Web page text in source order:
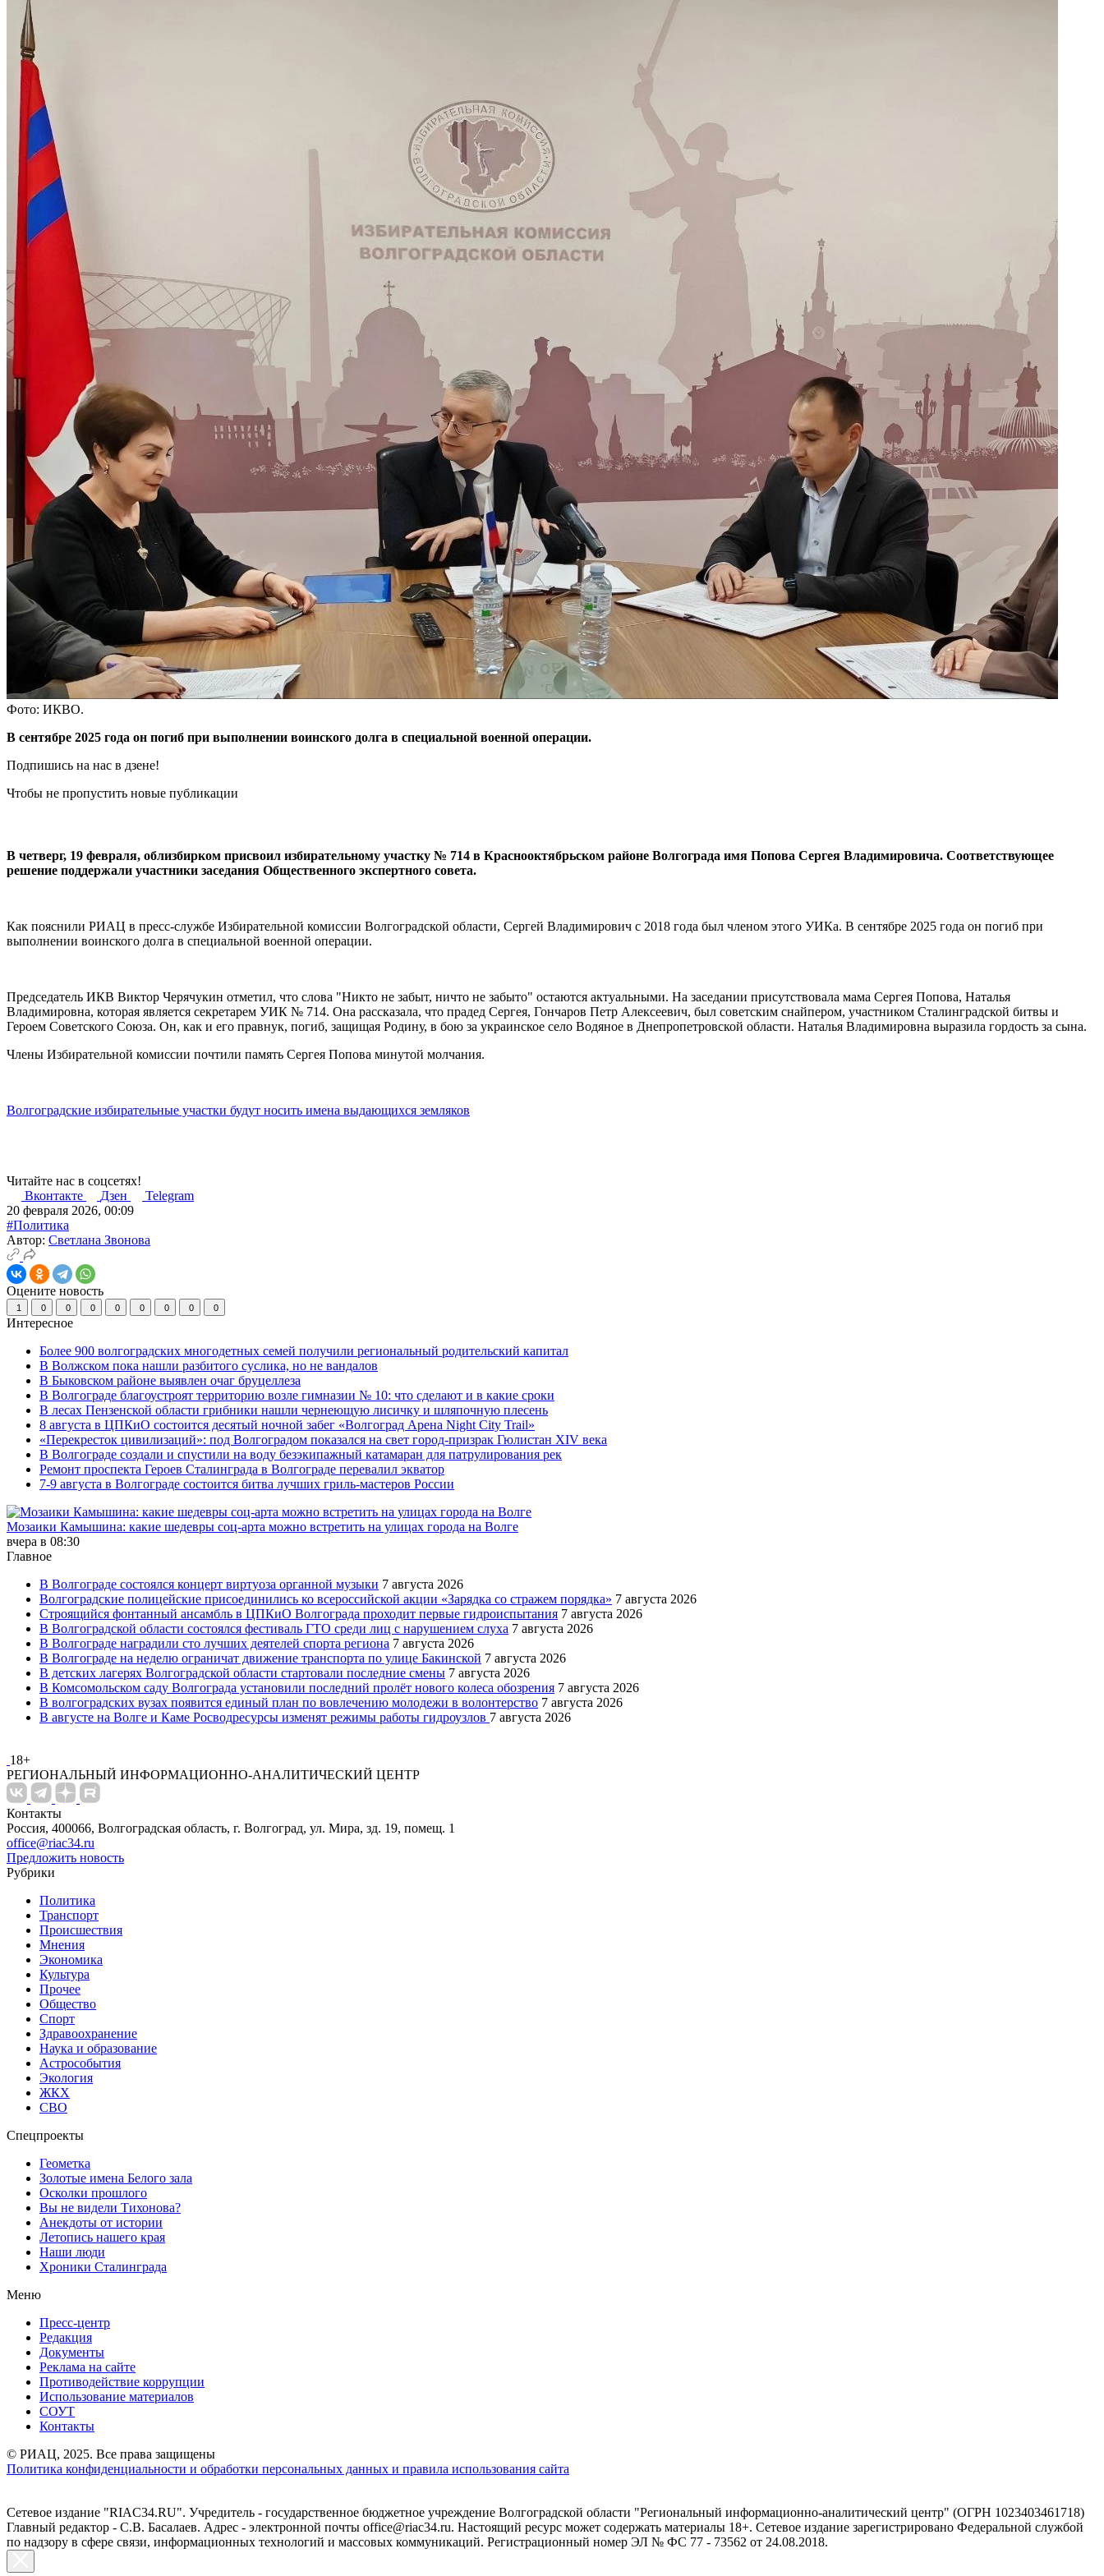
Фото: ИКВО.
В сентябре 2025 года он погиб при выполнении воинского долга в специальной военной операции.
Подпишись на нас в дзене!
Чтобы не пропустить новые публикации
В четверг, 19 февраля, облизбирком присвоил избирательному участку № 714 в Краснооктябрьском районе Волгограда имя Попова Сергея Владимировича. Соответствующее
решение поддержали участники заседания Общественного экспертного совета.
Как пояснили РИАЦ в пресс-службе Избирательной комиссии Волгоградской области, Сергей Владимирович с 2018 года был членом этого УИКа. В сентябре 2025 года он погиб при
выполнении воинского долга в специальной военной операции.
Председатель ИКВ Виктор Черячукин отметил, что слова "Никто не забыт, ничто не забыто" остаются актуальными. На заседании присутствовала мама Сергея Попова, Наталья
Владимировна, которая является секретарем УИК № 714. Она рассказала, что прадед Сергея, Гончаров Петр Алексеевич, был советским снайпером, участником Сталинградской битвы и
Героем Советского Союза. Он, как и его правнук, погиб, защищая Родину, в бою за украинское село Водяное в Днепропетровской области. Наталья Владимировна выразила гордость за сына.
Члены Избирательной комиссии почтили память Сергея Попова минутой молчания.
Волгоградские избирательные участки будут носить имена выдающихся земляков
Читайте нас в соцсетях!
Вконтакте
Дзен
Telegram
20 февраля 2026, 00:09
#Политика
Автор: Светлана Звонова
Оцените новость
1 0 0 0 0 0 0 0 0
Интересное
Более 900 волгоградских многодетных семей получили региональный родительский капитал
В Волжском пока нашли разбитого суслика, но не вандалов
В Быковском районе выявлен очаг бруцеллеза
В Волгограде благоустроят территорию возле гимназии № 10: что сделают и в какие сроки
В лесах Пензенской области грибники нашли чернеющую лисичку и шляпочную плесень
8 августа в ЦПКиО состоится десятый ночной забег «Волгоград Арена Night City Trail»
«Перекресток цивилизаций»: под Волгоградом показался на свет город-призрак Гюлистан XIV века
В Волгограде создали и спустили на воду безэкипажный катамаран для патрулирования рек
Ремонт проспекта Героев Сталинграда в Волгограде перевалил экватор
7-9 августа в Волгограде состоится битва лучших гриль-мастеров России
Мозаики Камышина: какие шедевры соц-арта можно встретить на улицах города на Волге
вчера в 08:30
Главное
В Волгограде состоялся концерт виртуоза органной музыки 7 августа 2026
Волгоградские полицейские присоединились ко всероссийской акции «Зарядка со стражем порядка» 7 августа 2026
Строящийся фонтанный ансамбль в ЦПКиО Волгограда проходит первые гидроиспытания 7 августа 2026
В Волгоградской области состоялся фестиваль ГТО среди лиц с нарушением слуха 7 августа 2026
В Волгограде наградили сто лучших деятелей спорта региона 7 августа 2026
В Волгограде на неделю ограничат движение транспорта по улице Бакинской 7 августа 2026
В детских лагерях Волгоградской области стартовали последние смены 7 августа 2026
В Комсомольском саду Волгограда установили последний пролёт нового колеса обозрения 7 августа 2026
В волгоградских вузах появится единый план по вовлечению молодежи в волонтерство 7 августа 2026
В августе на Волге и Каме Росводресурсы изменят режимы работы гидроузлов 7 августа 2026
18+
РЕГИОНАЛЬНЫЙ ИНФОРМАЦИОННО-АНАЛИТИЧЕСКИЙ ЦЕНТР
Контакты
Россия, 400066, Волгоградская область, г. Волгоград, ул. Мира, зд. 19, помещ. 1
office@riac34.ru
Предложить новость
Рубрики
Политика
Транспорт
Происшествия
Мнения
Экономика
Культура
Прочее
Общество
Спорт
Здравоохранение
Наука и образование
Астрособытия
Экология
ЖКХ
СВО
Спецпроекты
Геометка
Золотые имена Белого зала
Осколки прошлого
Вы не видели Тихонова?
Анекдоты от истории
Летопись нашего края
Наши люди
Хроники Сталинграда
Меню
Пресс-центр
Редакция
Документы
Реклама на сайте
Противодействие коррупции
Использование материалов
СОУТ
Контакты
© РИАЦ, 2025. Все права защищены
Политика конфиденциальности и обработки персональных данных и правила использования сайта
Сетевое издание "RIAC34.RU". Учредитель - государственное бюджетное учреждение Волгоградской области "Региональный информационно-аналитический центр" (ОГРН 1023403461718)
Главный редактор - С.В. Басалаев. Адрес - электронной почты office@riac34.ru. Настоящий ресурс может содержать материалы 18+. Сетевое издание зарегистрировано Федеральной службой
по надзору в сфере связи, информационных технологий и массовых коммуникаций. Регистрационный номер ЭЛ № ФС 77 - 73562 от 24.08.2018.